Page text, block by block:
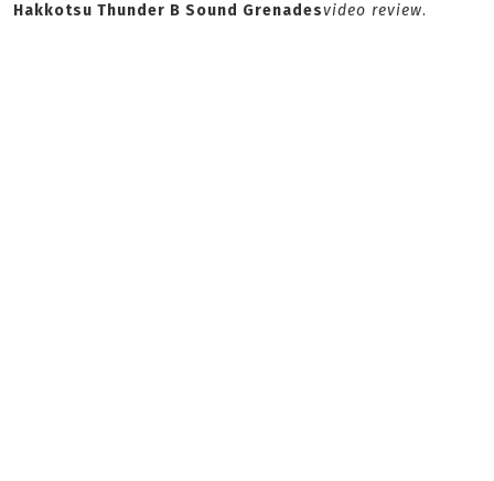
Hakkotsu Thunder B Sound Grenadesvideo review.